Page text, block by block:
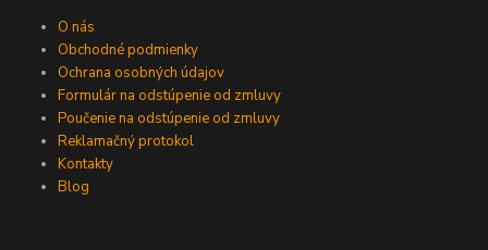
O nás
Obchodné podmienky
Ochrana osobných údajov
Formulár na odstúpenie od zmluvy
Poučenie na odstúpenie od zmluvy
Reklamačný protokol
Kontakty
Blog